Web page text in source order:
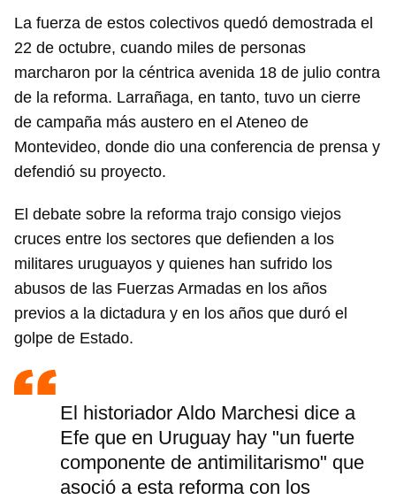
La fuerza de estos colectivos quedó demostrada el
22 de octubre, cuando miles de personas
marcharon por la céntrica avenida 18 de julio contra
de la reforma. Larrañaga, en tanto, tuvo un cierre
de campaña más austero en el Ateneo de
Montevideo, donde dio una conferencia de prensa y
defendió su proyecto.
El debate sobre la reforma trajo consigo viejos
cruces entre los sectores que defienden a los
militares uruguayos y quienes han sufrido los
abusos de las Fuerzas Armadas en los años
previos a la dictadura y en los años que duró el
golpe de Estado.
El historiador Aldo Marchesi dice a
Efe que en Uruguay hay "un fuerte
componente de antimilitarismo" que
asoció a esta reforma con los